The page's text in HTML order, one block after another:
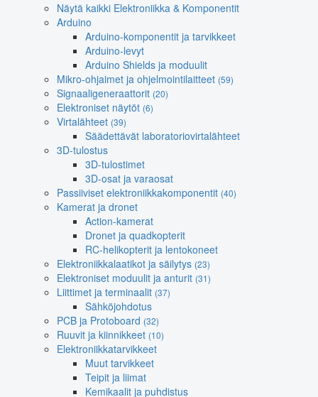
Näytä kaikki Elektroniikka & Komponentit
Arduino
Arduino-komponentit ja tarvikkeet
Arduino-levyt
Arduino Shields ja moduulit
Mikro-ohjaimet ja ohjelmointilaitteet (59)
Signaaligeneraattorit (20)
Elektroniset näytöt (6)
Virtalähteet (39)
Säädettävät laboratoriovirtalähteet
3D-tulostus
3D-tulostimet
3D-osat ja varaosat
Passiiviset elektroniikkakomponentit (40)
Kamerat ja dronet
Action-kamerat
Dronet ja quadkopterit
RC-helikopterit ja lentokoneet
Elektroniikkalaatikot ja säilytys (23)
Elektroniset moduulit ja anturit (31)
Liittimet ja terminaalit (37)
Sähköjohdotus
PCB ja Protoboard (32)
Ruuvit ja kiinnikkeet (10)
Elektroniikkatarvikkeet
Muut tarvikkeet
Teipit ja liimat
Kemikaalit ja puhdistus